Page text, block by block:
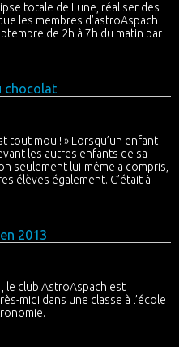
totale de Lune, réaliser des
les membres d’astroAspach
de 2h à 7h du matin par
chocolat
tout mou ! » Lorsqu’un enfant
les autres enfants de sa
seulement lui-même a compris,
élèves également. C’était à
2013
le club AstroAspach est
midi dans une classe à l’école